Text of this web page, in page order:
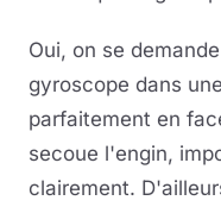
Oui, on se
gyroscope dans
parfaitement en
secoue l'engin,
clairement.